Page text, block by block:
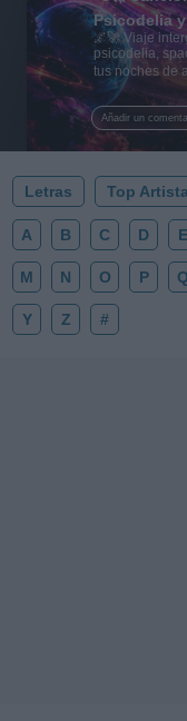
Añadir un
Psicodelia y
🌌🚀 Viaje
psicodelia,
tus noches de
al firmamento
esta colección
✨⭐
Letras Top
A B C D E
M N O P Q
Y Z #